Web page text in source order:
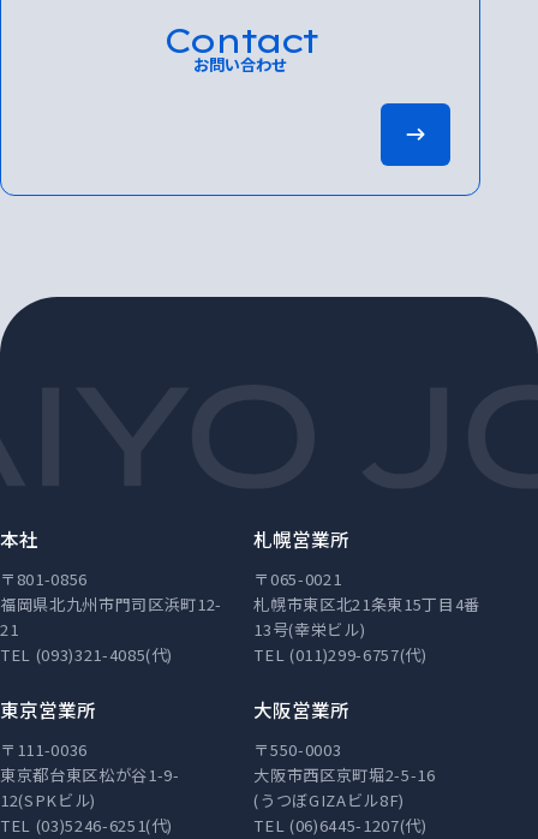
Contact
お問い合わせ
本社
〒801-0856
福岡県北九州市門司区浜町12-
21
TEL (093)321-4085(代)
札幌営業所
〒065-0021
札幌市東区北21条東15丁目4番
13号(幸栄ビル)
TEL (011)299-6757(代)
東京営業所
〒111-0036
東京都台東区松が谷1-9-
12(SPKビル)
TEL (03)5246-6251(代)
大阪営業所
〒550-0003
大阪市西区京町堀2-5-16
(うつぼGIZAビル8F)
TEL (06)6445-1207(代)